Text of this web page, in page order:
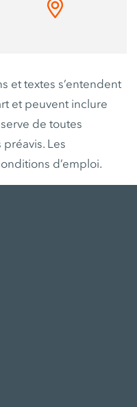
et textes s’entendent
et peuvent inclure
de toutes
Les
d’emploi.